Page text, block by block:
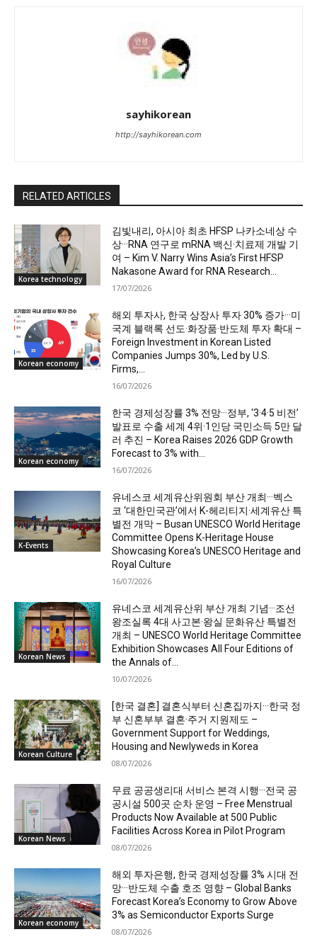
sayhikorean
http://sayhikorean.com
RELATED ARTICLES
Korea technology
김빛내리, 아시아 최초 HFSP 나카소네상 수
상···RNA 연구로 mRNA 백신·치료제 개발 기
여 – Kim V. Narry Wins Asia’s First HFSP
Nakasone Award for RNA Research...
17/07/2026
Korean economy
해외 투자사, 한국 상장사 투자 30% 증가···미
국계 블랙록 선도·화장품·반도체 투자 확대 –
Foreign Investment in Korean Listed
Companies Jumps 30%, Led by U.S.
Firms,...
16/07/2026
Korean economy
한국 경제성장률 3% 전망···정부, ‘3·4·5 비전’
발표로 수출 세계 4위·1인당 국민소득 5만 달
러 추진 – Korea Raises 2026 GDP Growth
Forecast to 3% with...
16/07/2026
K-Events
유네스코 세계유산위원회 부산 개최···벡스
코 ‘대한민국관’에서 K-헤리티지·세계유산 특
별전 개막 – Busan UNESCO World Heritage
Committee Opens K-Heritage House
Showcasing Korea’s UNESCO Heritage and
Royal Culture
16/07/2026
Korean News
유네스코 세계유산위 부산 개최 기념···조선
왕조실록 4대 사고본·왕실 문화유산 특별전
개최 – UNESCO World Heritage Committee
Exhibition Showcases All Four Editions of
the Annals of...
10/07/2026
Korean Culture
[한국 결혼] 결혼식부터 신혼집까지···한국 정
부 신혼부부 결혼·주거 지원제도 –
Government Support for Weddings,
Housing and Newlyweds in Korea
08/07/2026
Korean News
무료 공공생리대 서비스 본격 시행···전국 공
공시설 500곳 순차 운영 – Free Menstrual
Products Now Available at 500 Public
Facilities Across Korea in Pilot Program
08/07/2026
Korean economy
해외 투자은행, 한국 경제성장률 3% 시대 전
망···반도체 수출 호조 영향 – Global Banks
Forecast Korea’s Economy to Grow Above
3% as Semiconductor Exports Surge
08/07/2026